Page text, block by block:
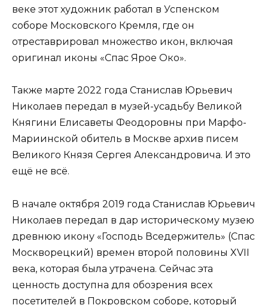
веке этот художник работал в Успенском
соборе Московского Кремля, где он
отреставрировал множество икон, включая
оригинал иконы «Спас Ярое Око».
Также марте 2022 года Станислав Юрьевич
Николаев передал в музей-усадьбу Великой
Княгини Елисаветы Феодоровны при Марфо-
Мариинской обитель в Москве архив писем
Великого Князя Сергея Александровича. И это
ещё не всё.
В начале октября 2019 года Станислав Юрьевич
Николаев передал в дар историческому музею
древнюю икону «Господь Вседержитель» (Спас
Москворецкий) времен второй половины XVII
века, которая была утрачена. Сейчас эта
ценность доступна для обозрения всех
посетителей в Покровском соборе, который